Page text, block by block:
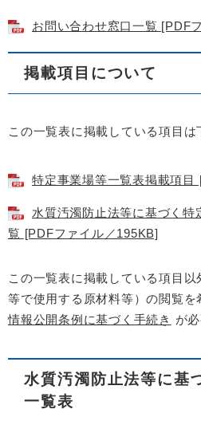
お問い合わせ窓口一覧 [PDF
掲載項目について
この一覧表に掲載している項目は
特定事業場等一覧表掲載項目
水質汚濁防止法等に基づく
覧 [PDFファイル／195KB]
この一覧表に掲載している項目
等で使用する原材料等）の閲覧を
情報公開条例に基づく手続き が
水質汚濁防止法等に基
一覧表